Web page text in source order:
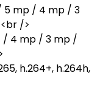
5 mp / 4 mp / 3
/>
/ 4 mp / 3 mp /
h.264+, h.264h,